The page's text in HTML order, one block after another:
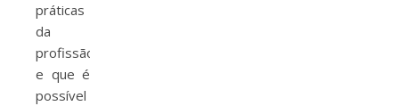
práticas
da
profissão
e que é
possível